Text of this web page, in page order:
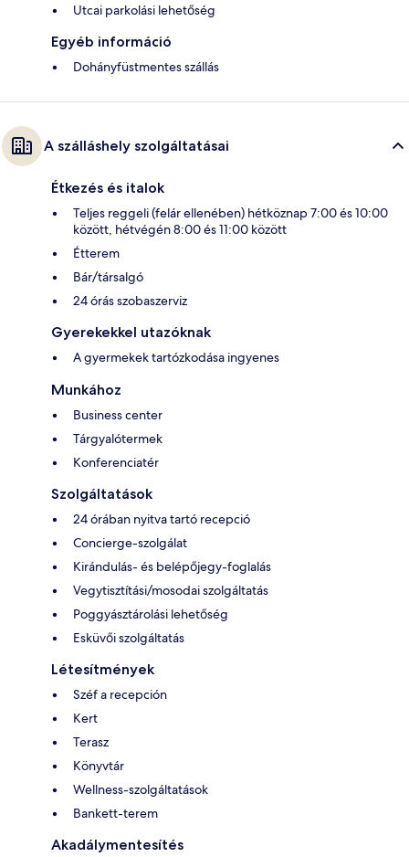
Utcai parkolási lehetőség
Egyéb információ
Dohányfüstmentes szállás
A szálláshely szolgáltatásai
Étkezés és italok
Teljes reggeli (felár ellenében) hétköznap 7:00 és 10:00
között, hétvégén 8:00 és 11:00 között
Étterem
Bár/társalgó
24 órás szobaszerviz
Gyerekekkel utazóknak
A gyermekek tartózkodása ingyenes
Munkához
Business center
Tárgyalótermek
Konferenciatér
Szolgáltatások
24 órában nyitva tartó recepció
Concierge-szolgálat
Kirándulás- és belépőjegy-foglalás
Vegytisztítási/mosodai szolgáltatás
Poggyásztárolási lehetőség
Esküvői szolgáltatás
Létesítmények
Széf a recepción
Kert
Terasz
Könyvtár
Wellness-szolgáltatások
Bankett-terem
Akadálymentesítés